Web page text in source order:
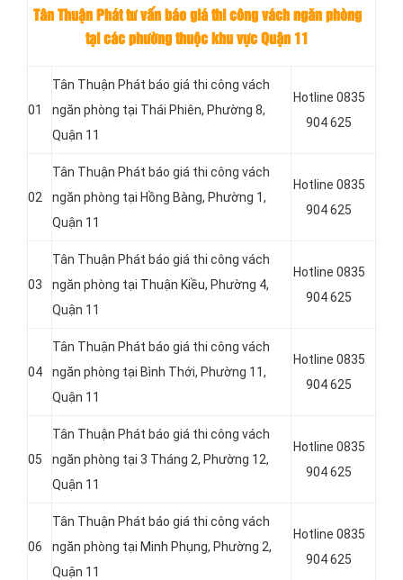
Tân Thuận Phát tư vấn báo giá thi công vách ngăn phòng
tại các phường thuộc khu vực Quận 11
01
Tân Thuận Phát báo giá thi công vách
ngăn phòng tại Thái Phiên, Phường 8,
Quận 11
Hotline 0835
904 625
02
Tân Thuận Phát báo giá thi công vách
ngăn phòng tại Hồng Bàng, Phường 1,
Quận 11
Hotline 0835
904 625
03
Tân Thuận Phát báo giá thi công vách
ngăn phòng tại Thuận Kiều, Phường 4,
Quận 11
Hotline 0835
904 625
04
Tân Thuận Phát báo giá thi công vách
ngăn phòng tại Bình Thới, Phường 11,
Quận 11
Hotline 0835
904 625
05
Tân Thuận Phát báo giá thi công vách
ngăn phòng tại 3 Tháng 2, Phường 12,
Quận 11
Hotline 0835
904 625
06
Tân Thuận Phát báo giá thi công vách
ngăn phòng tại Minh Phụng, Phường 2,
Quận 11
Hotline 0835
904 625